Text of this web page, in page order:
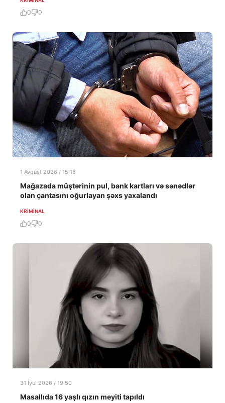
0 0
1 Avqust 2026 / 15:18
Mağazada müştərinin pul, bank kartları və sənədlər
olan çantasını oğurlayan şəxs yaxalandı
KRIMINAL
0 0
31 İyul 2026 / 19:50
Masallıda 16 yaşlı qızın meyiti tapıldı